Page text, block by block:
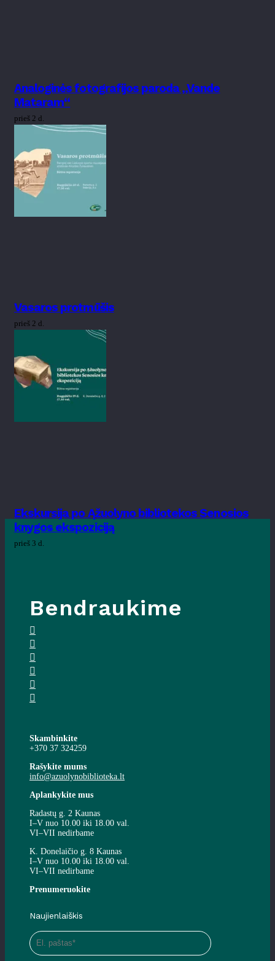
Analoginės fotografijos paroda „Vande
Mataram“
prieš 2 d.
Vasaros protmūšis
prieš 2 d.
Ekskursija po Ąžuolyno bibliotekos Senosios
knygos ekspoziciją
prieš 3 d.
Bendraukime
Skambinkite
+370 37 324259
Rašykite mums
info@azuolynobiblioteka.lt
Aplankykite mus
Radastų g. 2 Kaunas
I–V nuo 10.00 iki 18.00 val.
VI–VII nedirbame
K. Donelaičio g. 8 Kaunas
I–V nuo 10.00 iki 18.00 val.
VI–VII nedirbame
Prenumeruokite
Naujienlaiškis